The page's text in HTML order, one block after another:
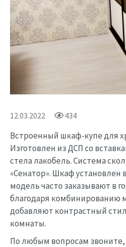
12.03.2022 434
Встроенный шкаф-купе для
Изготовлен из ДСП со
стела лакобель. Система
«Сенатор». Шкаф
модель часто заказывают в
благодаря комбинированию
добавляют контрастный
комнаты.
По любым вопросам